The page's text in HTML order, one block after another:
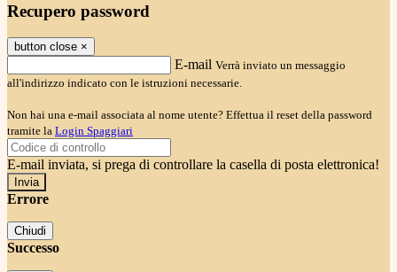
Recupero password
button close ×
E-mail Verrà inviato un messaggio
all'indirizzo indicato con le istruzioni necessarie.
Non hai una e-mail associata al nome utente? Effettua il reset della password
tramite la Login Spaggiari
E-mail inviata, si prega di controllare la casella di posta elettronica!
Errore
Chiudi
Successo